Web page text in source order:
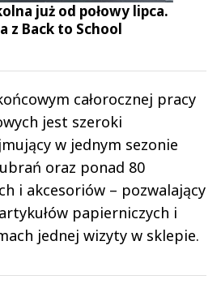
już od połowy lipca.
z Back to School
całorocznej pracy
jest szeroki
w jednym sezonie
oraz ponad 80
i akcesoriów – pozwalający
papierniczych i
jednej wizyty w sklepie.